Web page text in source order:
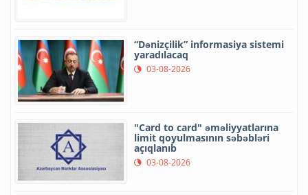
“Dənizçilik” informasiya sistemi
yaradılacaq
03-08-2026
"Card to card" əməliyyatlarına
limit qoyulmasının səbəbləri
açıqlanıb
03-08-2026